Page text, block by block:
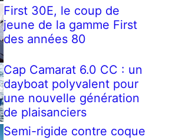
First 30E, le coup de
jeune de la gamme First
des années 80
Cap Camarat 6.0 CC : un
dayboat polyvalent pour
une nouvelle génération
de plaisanciers
Semi-rigide contre coque